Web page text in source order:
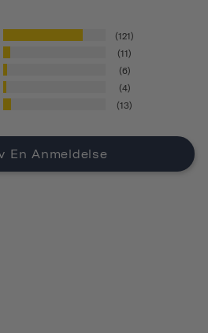
121
11
6
4
13
En Anmeldelse